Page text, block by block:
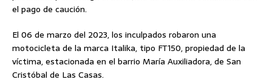
el pago de caución.
El 06 de marzo del 2023, los inculpados robaron una
motocicleta de la marca Italika, tipo FT150, propiedad de la
víctima, estacionada en el barrio María Auxiliadora, de San
Cristóbal de Las Casas.